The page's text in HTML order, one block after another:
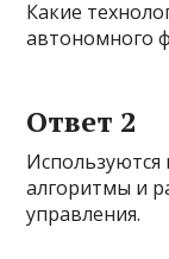
Какие
автономного
Ответ 2
алгоритмы и
управления.